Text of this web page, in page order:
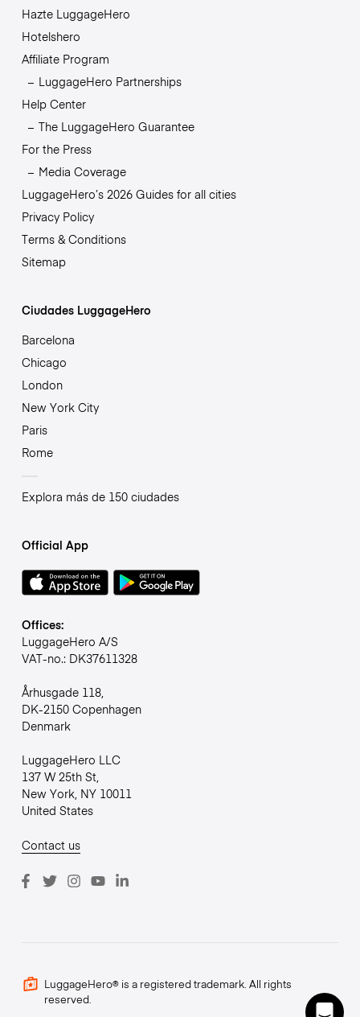
Hazte LuggageHero
Hotelshero
Affiliate Program
LuggageHero Partnerships
Help Center
The LuggageHero Guarantee
For the Press
Media Coverage
LuggageHero’s 2026 Guides for all cities
Privacy Policy
Terms & Conditions
Sitemap
Ciudades LuggageHero
Barcelona
Chicago
London
New York City
Paris
Rome
Explora más de 150 ciudades
Official App
Offices:
LuggageHero A/S
VAT-no.: DK37611328
Århusgade 118,
DK-2150 Copenhagen
Denmark
LuggageHero LLC
137 W 25th St,
New York, NY 10011
United States
Contact us
LuggageHero® is a registered trademark. All rights
reserved.